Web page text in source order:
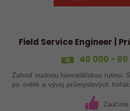
Field Service Engineer |
40 000 - 60
Zahoď nudnou kancelářskou rutinu.
po světě a vývoj průmyslových
vývoji nových typů hořáků pro
Zaučíme